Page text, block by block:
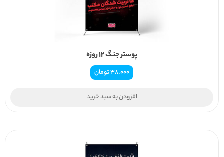
پوستر جنگ ۱۲ روزه
38.000تومان
افزودن به سبد خرید